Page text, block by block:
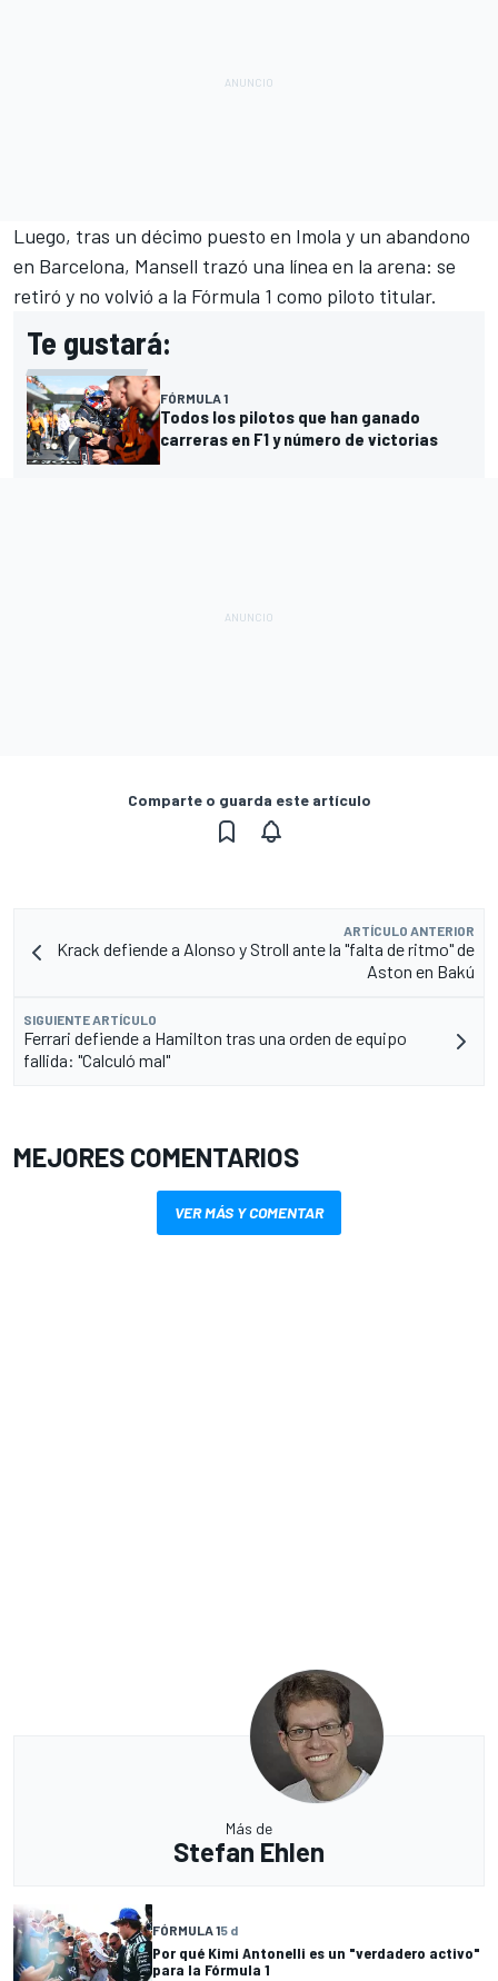
Luego, tras un décimo puesto en Imola y un abandono
en Barcelona, Mansell trazó una línea en la arena: se
retiró y no volvió a la Fórmula 1 como piloto titular.
Te gustará:
FÓRMULA 1
Todos los pilotos que han ganado
carreras en F1 y número de victorias
Comparte o guarda este artículo
ARTÍCULO ANTERIOR
Krack defiende a Alonso y Stroll ante la "falta de ritmo" de
Aston en Bakú
SIGUIENTE ARTÍCULO
Ferrari defiende a Hamilton tras una orden de equipo
fallida: "Calculó mal"
MEJORES COMENTARIOS
VER MÁS Y COMENTAR
Más de
Stefan Ehlen
FÓRMULA 15 d
Por qué Kimi Antonelli es un "verdadero activo"
para la Fórmula 1